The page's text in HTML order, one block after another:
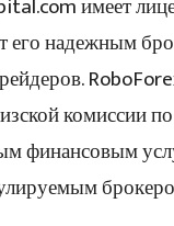
имеет
его надежным
комиссии по
финансовым